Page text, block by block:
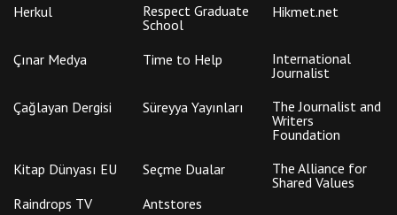
Herkul
Respect Graduate
School
Hikmet.net
Çınar Medya Time to Help
International
Journalist
Çağlayan Dergisi
Süreyya Yayınları
The Journalist and
Writers
Foundation
Kitap Dünyası EU
Seçme Dualar
The Alliance for
Shared Values
Raindrops TV
Antstores